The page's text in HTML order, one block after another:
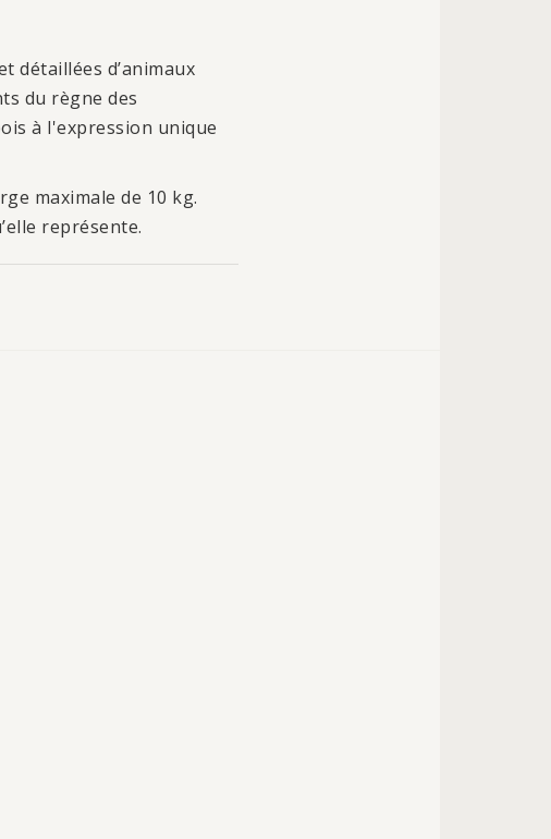
détaillées d’animaux
du règne des
à l'expression unique
maximale de 10 kg.
représente.